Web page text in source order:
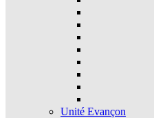
Unité Evançon